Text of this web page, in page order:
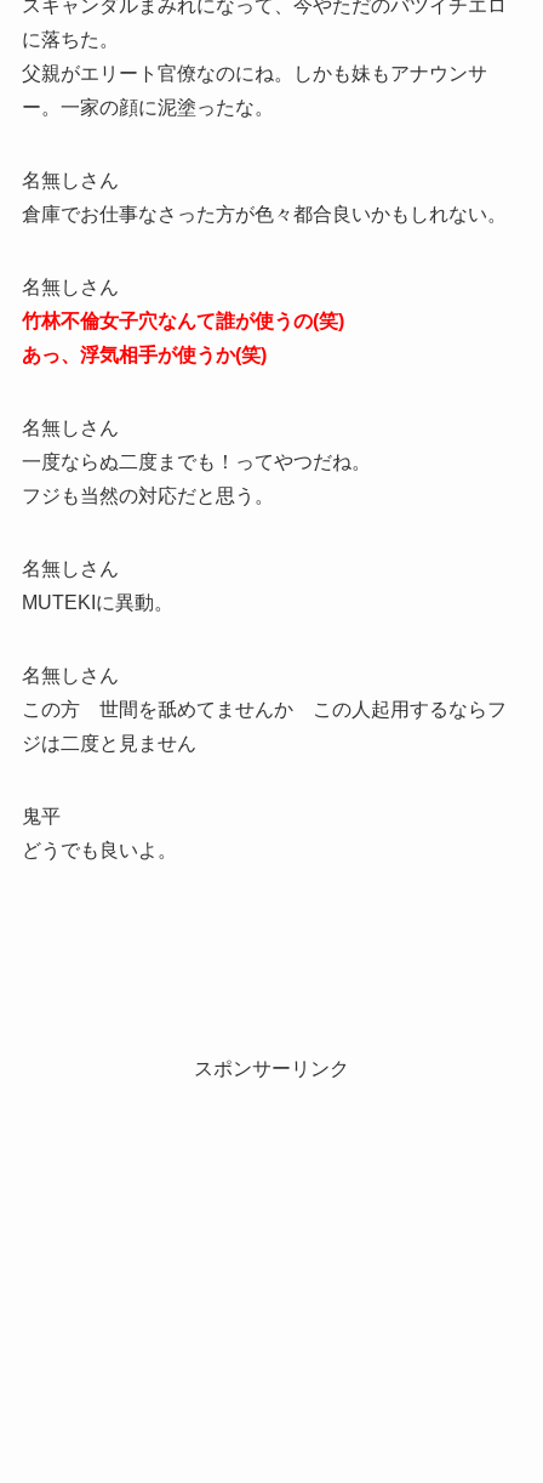
スキャンダルまみれになって、今やただのバツイチエロ
に落ちた。
父親がエリート官僚なのにね。しかも妹もアナウンサ
ー。一家の顔に泥塗ったな。
名無しさん
倉庫でお仕事なさった方が色々都合良いかもしれない。
名無しさん
竹林不倫女子穴なんて誰が使うの(笑)
あっ、浮気相手が使うか(笑)
名無しさん
一度ならぬ二度までも！ってやつだね。
フジも当然の対応だと思う。
名無しさん
MUTEKIに異動。
名無しさん
この方 世間を舐めてませんか この人起用するならフ
ジは二度と見ません
鬼平
どうでも良いよ。
スポンサーリンク